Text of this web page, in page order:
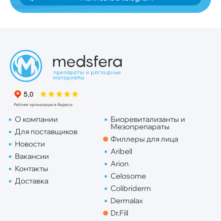
О компании
Для поставщиков
Новости
Вакансии
Контакты
Доставка
Биоревитализанты и
Мезопрепараты
Филлеры для лица
Aribell
Arion
Celosome
Colibriderm
Dermalax
Dr.Fill